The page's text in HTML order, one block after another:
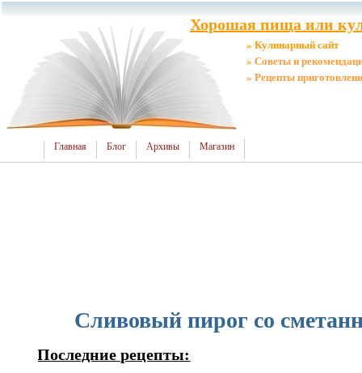
Хорошая пища или
» Кулинарный сайт
» Советы и
» Рецепты
Главная Блог Архивы Магазин
Сливовый пирог со
Последние рецепты: